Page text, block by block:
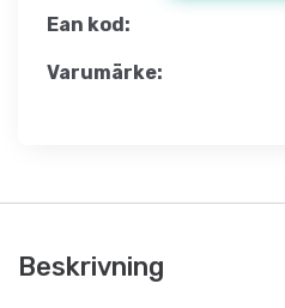
Ean kod:
Varumärke:
Beskrivning